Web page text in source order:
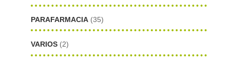
PARAFARMACIA (35)
VARIOS (2)